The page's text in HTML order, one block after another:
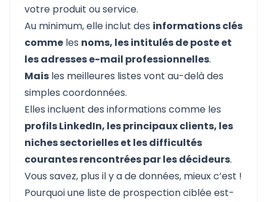
votre produit ou service.
Au minimum, elle inclut des informations clés
comme les noms, les intitulés de poste et
les adresses e-mail professionnelles.
Mais les meilleures listes vont au-delà des
simples coordonnées.
Elles incluent des informations comme les
profils LinkedIn, les principaux clients, les
niches sectorielles et les difficultés
courantes rencontrées par les décideurs.
Vous savez, plus il y a de données, mieux c’est !
Pourquoi une liste de prospection ciblée est-